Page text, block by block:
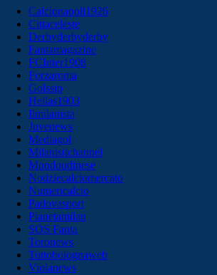
Calcionapoli1926
Cittaceleste
Derbyderbyderby
Fantamagazine
FCInter1908
Forzaroma
Golssip
Hellas1903
Ilmilanista
Juvenews
Mediagol
Milanistichannel
Mondoudinese
Notiziecalciomercato
Numericalcio
Padovasport
Pianetamilan
SOS Fanta
Toronews
Tuttobolognaweb
Violanews